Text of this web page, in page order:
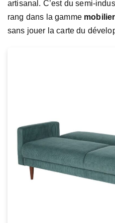
artisanal. C’est du semi-
rang dans la gamme
sans jouer la carte du